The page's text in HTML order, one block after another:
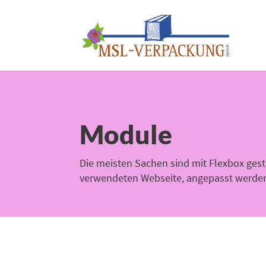
Module
Die meisten Sachen sind mit Flexbox
verwendeten Webseite, angepasst